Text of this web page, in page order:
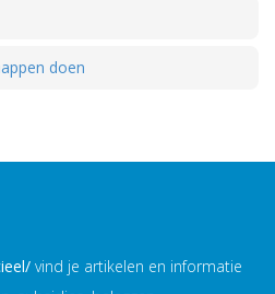
doen
vind je artikelen en informatie